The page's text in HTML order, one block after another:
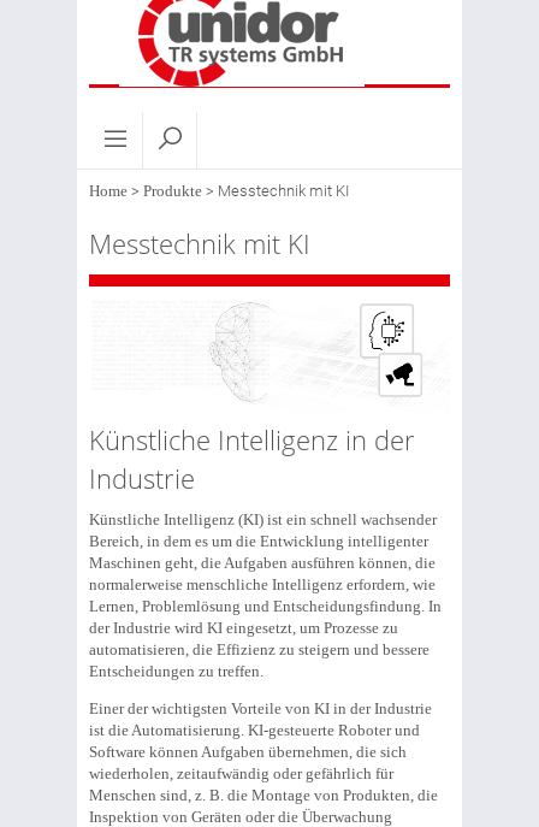
Home > Produkte > Messtechnik mit KI
Messtechnik mit KI
Künstliche Intelligenz in der
Industrie
Künstliche Intelligenz (KI) ist ein schnell wachsender
Bereich, in dem es um die Entwicklung intelligenter
Maschinen geht, die Aufgaben ausführen können, die
normalerweise menschliche Intelligenz erfordern, wie
Lernen, Problemlösung und Entscheidungsfindung. In
der Industrie wird KI eingesetzt, um Prozesse zu
automatisieren, die Effizienz zu steigern und bessere
Entscheidungen zu treffen.
Einer der wichtigsten Vorteile von KI in der Industrie
ist die Automatisierung. KI-gesteuerte Roboter und
Software können Aufgaben übernehmen, die sich
wiederholen, zeitaufwändig oder gefährlich für
Menschen sind, z. B. die Montage von Produkten, die
Inspektion von Geräten oder die Überwachung